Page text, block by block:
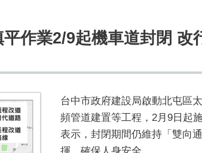
作業2/9起機車道封閉 改
台中市政府建設局啟動北屯區
頻管道建置等工程，2月9日起
表示，封閉期間仍維持「雙向
揮，確保人身安全。